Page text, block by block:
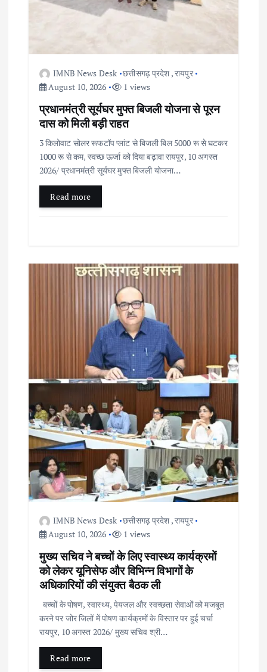
IMNB News Desk छत्तीसगढ़ प्रदेश ,रायपुर
August 10, 2026
1 views
प्रधानमंत्री सूर्यघर मुफ्त बिजली योजना से पूरन
दास को मिली बड़ी राहत
3 किलोवाट सोलर रूफटॉप प्लांट से बिजली बिल 5000 रू से घटकर
1000 रू से कम, स्वच्छ ऊर्जा को दिया बढ़ावा रायपुर, 10 अगस्त
2026/ प्रधानमंत्री सूर्यघर मुफ्त बिजली योजना…
Read more
IMNB News Desk छत्तीसगढ़ प्रदेश ,रायपुर
August 10, 2026
1 views
मुख्य सचिव ने बच्चों के लिए स्वास्थ्य कार्यक्रमों
को लेकर यूनिसेफ और विभिन्न विभागों के
अधिकारियों की संयुक्त बैठक ली
बच्चों के पोषण, स्वास्थ्य, पेयजल और स्वच्छता सेवाओं को मजबूत
करने पर जोर जिलों में पोषण कार्यक्रमों के विस्तार पर हुई चर्चा
रायपुर, 10 अगस्त 2026/ मुख्य सचिव श्री…
Read more